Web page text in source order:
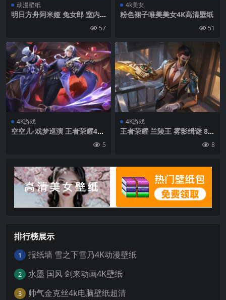
动漫壁纸
明日方舟阿米娅 兔女郎 室内
57
4k美女
粉色裙子唯美美女4K高清壁纸
51
4K游戏
空空儿-戏梦巡演 王者荣耀4K
5
4K游戏
王者荣耀 兰陵王 雾影缉谜 8K
8
排行榜展示
1 报纸墙 雪之下雪乃4K动漫壁纸
2 水墨 国风 剑来动画4K壁纸
3 帅气金克丝4k电脑壁纸超清